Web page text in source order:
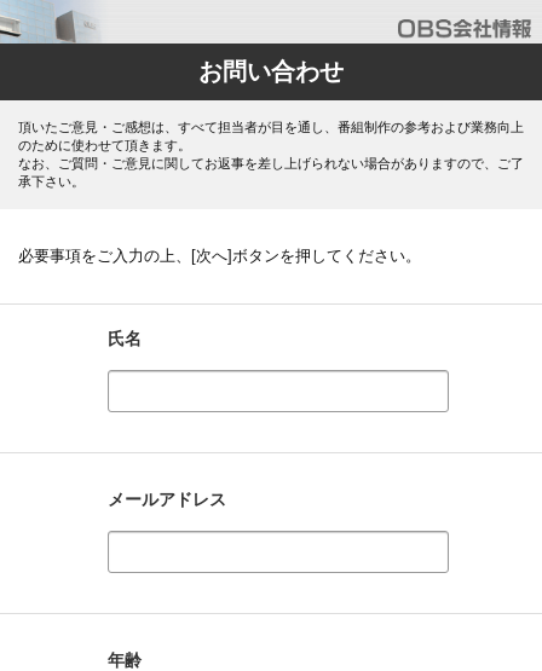
お問い合わせ
頂いたご意見・ご感想は、すべて担当者が目を通し、番組制作の参考および業務向上
のために使わせて頂きます。
なお、ご質問・ご意見に関してお返事を差し上げられない場合がありますので、ご了
承下さい。
必要事項をご入力の上、[次へ]ボタンを押してください。
氏名
メールアドレス
年齢